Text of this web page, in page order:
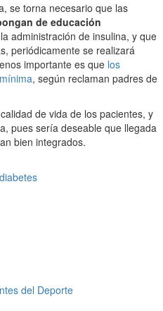
se torna necesario que las
de educación
administración de insulina, y que
periódicamente se realizará
importante es que los
, según reclaman padres de
de vida de los pacientes, y
pues sería deseable que llegada
bien integrados.
del Deporte